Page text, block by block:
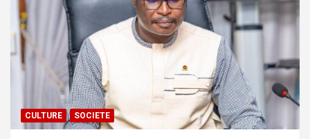
CULTURE SOCIETE